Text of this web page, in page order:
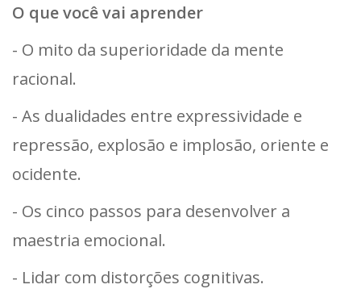
O que você vai aprender
- O mito da superioridade da mente
racional.
- As dualidades entre expressividade e
repressão, explosão e implosão, oriente e
ocidente.
- Os cinco passos para desenvolver a
maestria emocional.
- Lidar com distorções cognitivas.